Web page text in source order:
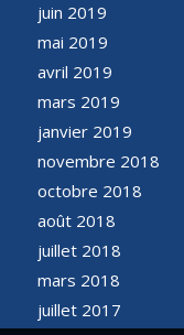
juin 2019
mai 2019
avril 2019
mars 2019
janvier 2019
novembre 2018
octobre 2018
août 2018
juillet 2018
mars 2018
juillet 2017